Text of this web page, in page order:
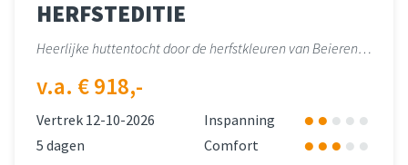
HERFSTEDITIE
Heerlijke huttentocht door de herfstkleuren van Beieren…
v.a. € 918,-
Vertrek 12-10-2026
Inspanning
5 dagen
Comfort